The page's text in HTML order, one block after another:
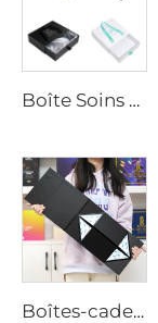
Boîte Soins Personnels | Coffret Cadeau Personnalisé pour le Bien-Être et les Soins Personnels
Boîtes-cadeaux rigides en papier noir pliables à fermeture magnétique pour flacons de parfum, emballage cosmétique de gros avec empaquetage plat